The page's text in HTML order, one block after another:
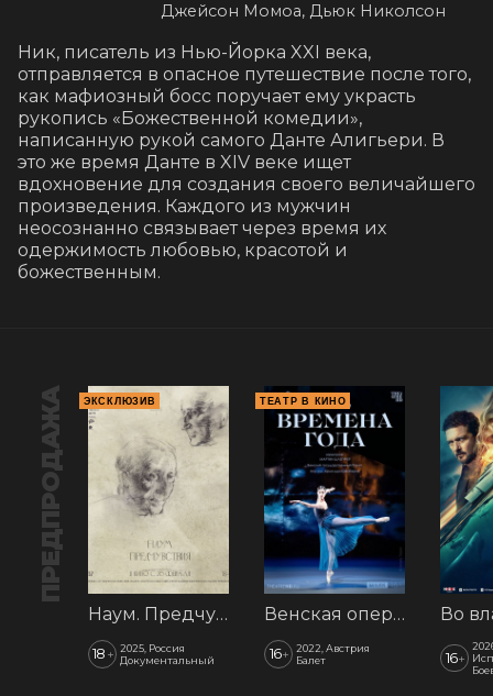
Джейсон Момоа, Дьюк Николсон
Ник, писатель из Нью-Йорка XXI века,
отправляется в опасное путешествие после того,
как мафиозный босс поручает ему украсть
рукопись «Божественной комедии»,
написанную рукой самого Данте Алигьери. В
это же время Данте в XIV веке ищет
вдохновение для создания своего величайшего
произведения. Каждого из мужчин
неосознанно связывает через время их
одержимость любовью, красотой и
божественным.
ПРЕДПРОДАЖА ЭКСКЛЮЗИВ
Наум. Предчувствия
18 +
2025, Россия
Документальный
ТЕАТР В КИНО
Венская опера: Времена года
16+
2022, Австрия
Балет
16+